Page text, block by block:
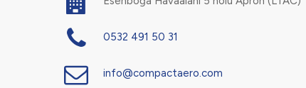
0532 491 50 31
info@compactaero.com